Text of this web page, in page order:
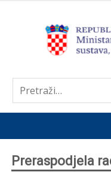
Preraspodjela